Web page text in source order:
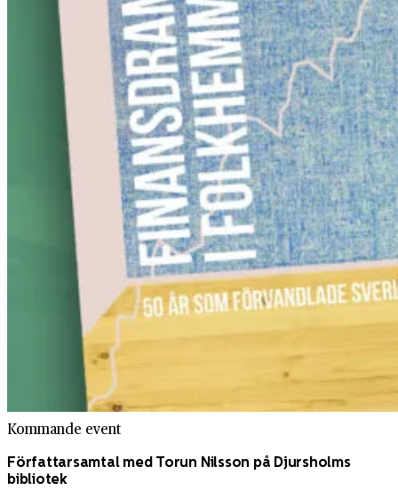
Kommande event
Författarsamtal med Torun Nilsson på Djursholms
bibliotek